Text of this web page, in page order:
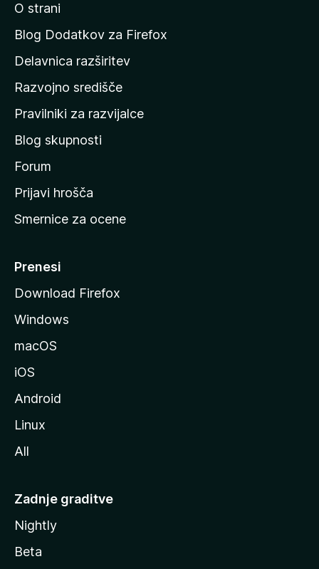
n
a
o
m
a
o
s
t
a
M
z
i
e
O strani
Blog Dodatkov za Firefox
Delavnica razširitev
Razvojno središče
Pravilniki za razvijalce
Blog skupnosti
Forum
Prijavi hrošča
Smernice za ocene
Prenesi
Download Firefox
Windows
macOS
iOS
Android
Linux
All
Zadnje graditve
Nightly
Beta